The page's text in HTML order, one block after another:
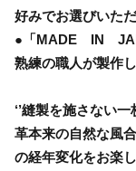
好みでお選びいただ
●「MADE IN
熟練の職人が製作し
‘’縫製を施さない一
革本来の自然な風
の経年変化をお楽